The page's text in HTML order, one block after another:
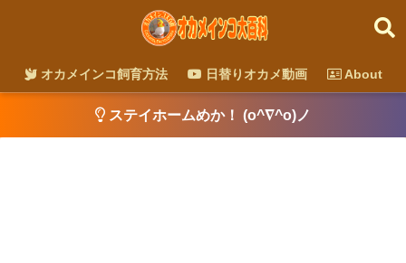
オカメインコ飼育方法 日替りオカメ動画 About
ステイホームめか！ (o^∇^o)ノ